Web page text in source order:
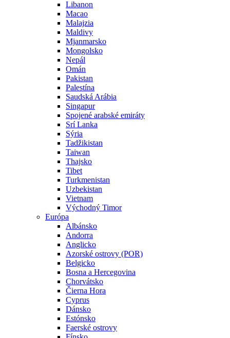
Libanon
Macao
Malajzia
Maldivy
Mjanmarsko
Mongolsko
Nepál
Omán
Pakistan
Palestína
Saudská Arábia
Singapur
Spojené arabské emiráty
Srí Lanka
Sýria
Tadžikistan
Taiwan
Thajsko
Tibet
Turkmenistan
Uzbekistan
Vietnam
Východný Timor
Európa
Albánsko
Andorra
Anglicko
Azorské ostrovy (POR)
Belgicko
Bosna a Hercegovina
Chorvátsko
Čierna Hora
Cyprus
Dánsko
Estónsko
Faerské ostrovy